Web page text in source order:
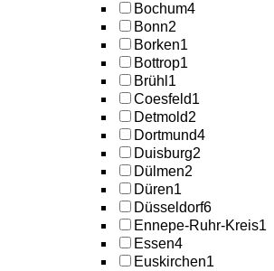
Bochum4
Bonn2
Borken1
Bottrop1
Brühl 1
Coesfeld1
Detmold2
Dortmund4
Duisburg2
Dülmen2
Düren1
Düsseldorf6
Ennepe-Ruhr-Kreis1
Essen4
Euskirchen1